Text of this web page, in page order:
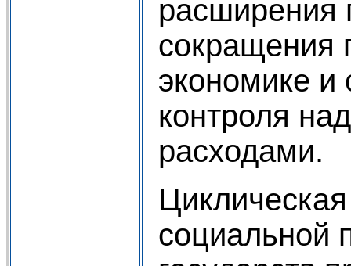
расширения
сокращения
экономике и
контроля
расходами.
социальной